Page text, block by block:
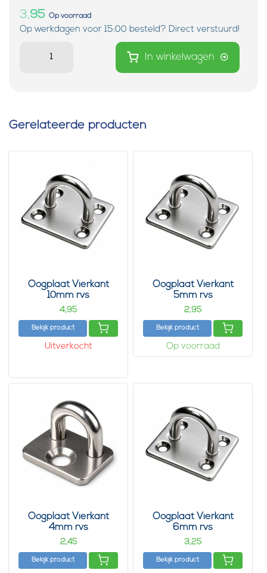
3,95 Op voorraad
Op werkdagen voor 15:00 besteld? Direct verstuurd!
In winkelwagen
Gerelateerde producten
Oogplaat Vierkant
10mm rvs
4,95
Bekijk product
Uitverkocht
Oogplaat Vierkant
5mm rvs
2,95
Bekijk product
Op voorraad
Oogplaat Vierkant
4mm rvs
2,45
Bekijk product
Oogplaat Vierkant
6mm rvs
3,25
Bekijk product